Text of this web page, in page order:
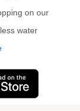
on our
water